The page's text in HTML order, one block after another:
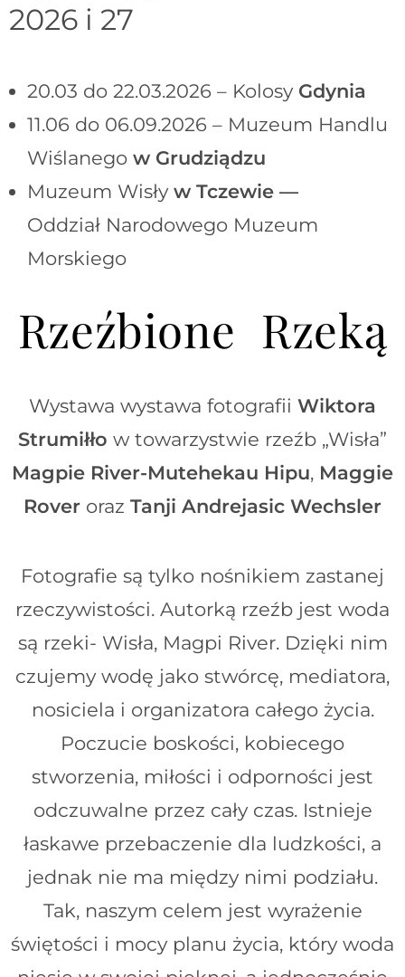
2026 i 27
20.03 do 22.03.2026 – Kolosy Gdynia
11.06 do 06.09.2026 – Muzeum Handlu
Wiślanego w Grudziądzu
Muzeum Wisły w Tczewie —
Oddział Narodowego Muzeum
Morskiego
Rzeźbione Rzeką
Wystawa wystawa fotografii Wiktora
Strumiłło w towarzystwie rzeźb „Wisła”
Magpie River-Mutehekau Hipu, Maggie
Rover oraz Tanji Andrejasic Wechsler
Fotografie są tylko nośnikiem zastanej
rzeczywistości. Autorką rzeźb jest woda
są rzeki- Wisła, Magpi River. Dzięki nim
czujemy wodę jako stwórcę, mediatora,
nosiciela i organizatora całego życia.
Poczucie boskości, kobiecego
stworzenia, miłości i odporności jest
odczuwalne przez cały czas. Istnieje
łaskawe przebaczenie dla ludzkości, a
jednak nie ma między nimi podziału.
Tak, naszym celem jest wyrażenie
świętości i mocy planu życia, który woda